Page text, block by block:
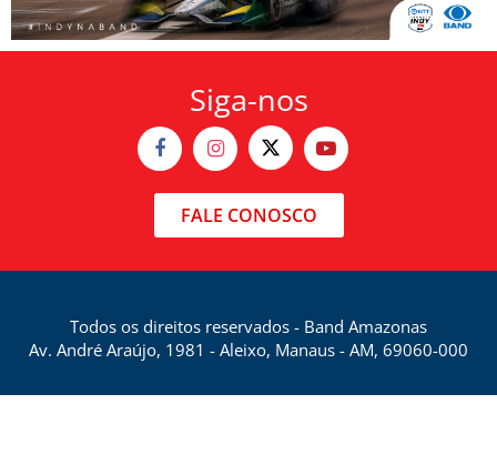
Siga-nos
FALE CONOSCO
Todos os direitos reservados - Band Amazonas
Av. André Araújo, 1981 - Aleixo, Manaus - AM, 69060-000